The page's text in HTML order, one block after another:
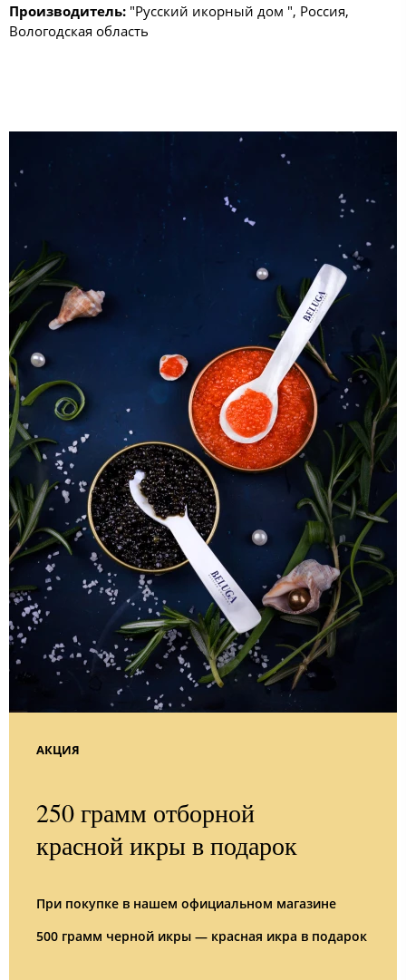
Производитель: "Русский икорный дом ", Россия,
Вологодская область
АКЦИЯ
250 грамм отборной
красной икры в подарок
При покупке в нашем официальном магазине
500 грамм черной икры — красная икра в подарок